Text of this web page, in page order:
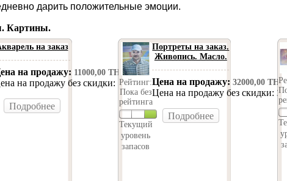
дарить положительные эмоции.
Картины.
на заказ
на продажу: 11000,00 ТН
на продажу без скидки: 11000,00 ТН
Подробнее
Рейтинг:
Пока без
рейтинга
Текущий
уровень
запасов
Портреты на заказ.
Живопись. Масло.
Цена на продажу:32000,00 ТН
Цена на продажу без скидки:
Подробнее